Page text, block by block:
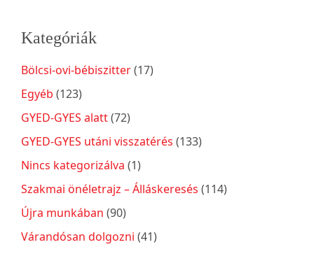
Kategóriák
Bölcsi-ovi-bébiszitter(17)
Egyéb (123)
GYED-GYES alatt(72)
GYED-GYES utáni visszatérés (133)
Nincs kategorizálva (1)
Szakmai önéletrajz – Álláskeresés (114)
Újra munkában (90)
Várandósan dolgozni (41)